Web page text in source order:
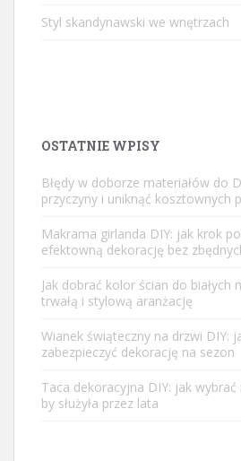
Styl skandynawski we wnętrzach
OSTATNIE WPISY
Błędy w doborze materiałów do
przyczyny i uniknąć kosztownych
Makrama girlanda DIY: jak krok
efektowną dekorację bez
Jak dobrać kolor ścian do białych
trwałą i stylową aranżację
Wianek świąteczny na drzwi DIY:
zabezpieczyć dekorację na sezon
Taca dekoracyjna DIY: jak wybrać
by służyła przez lata